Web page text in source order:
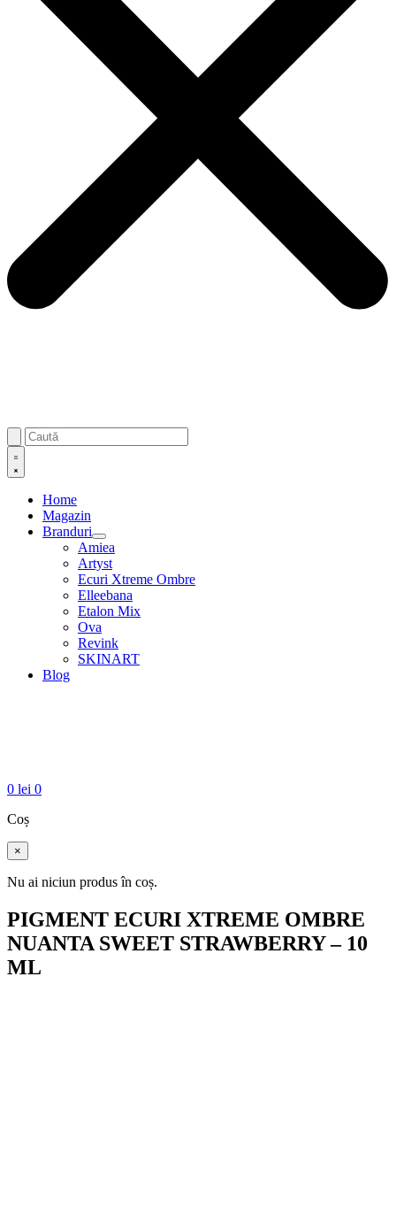
Home
Magazin
Branduri
Amiea
Artyst
Ecuri Xtreme Ombre
Elleebana
Etalon Mix
Ova
Revink
SKINART
Blog
0 lei 0
Coș
×
Nu ai niciun produs în coș.
PIGMENT ECURI XTREME OMBRE
NUANTA SWEET STRAWBERRY – 10
ML